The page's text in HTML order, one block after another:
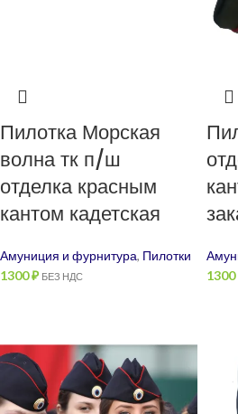
Пилотка Морская
волна тк п/ш
отделка красным
кантом кадетская
Амуниция и фурнитура, Пилотки
1300₽ БЕЗ НДС
1300